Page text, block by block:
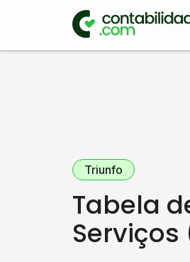
Triunfo
Tabela
Serviços